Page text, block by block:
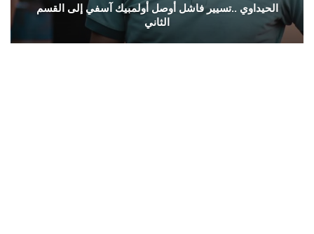
الحيداوي ..تسيير فاشل أوصل أولمبيك آسفي إلى القسم
الثاني